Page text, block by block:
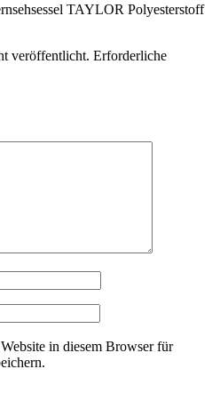
TAYLOR Polyesterstoff
veröffentlicht. Erforderliche
in diesem Browser für